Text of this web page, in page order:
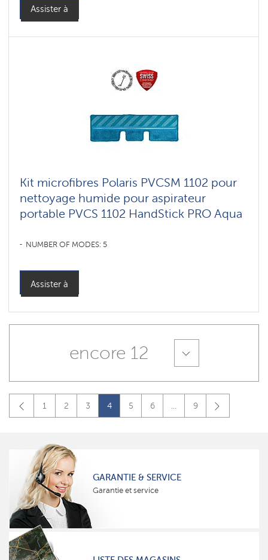
Assister à
Kit microfibres Polaris PVCSM 1102 pour
nettoyage humide pour aspirateur
portable PVCS 1102 HandStick PRO Aqua
NUMBER OF MODES: 5
Assister à
encore 12
1 2 3 4 5 6 ... 9
GARANTIE & SERVICE
Garantie et service